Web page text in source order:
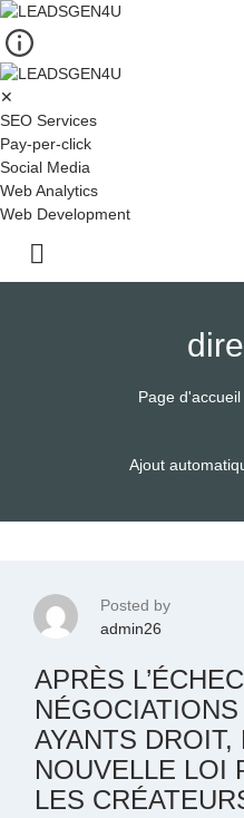
Skip
to
content
✕
SEO Services
Pay-per-click
Social Media
Web Analytics
Web Development
Page d'accueil
Ajout
Posted by
admin26
APRÈS
AYANTS
NOUVELLE LOI
LES